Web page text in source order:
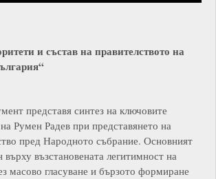
и състав на правителството на
представя синтез на ключовите
Румен Радев при представянето на
пред Народното събрание. Основният
върху възстановената легитимност на
масово гласуване и бързото формиране